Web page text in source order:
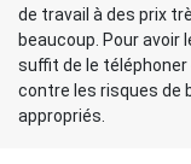
de travail à des prix
beaucoup. Pour avoir
suffit de le
contre les risques de
appropriés.